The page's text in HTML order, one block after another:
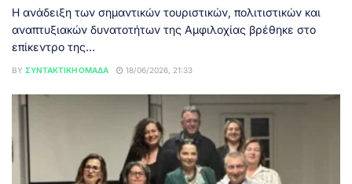
Η ανάδειξη των σημαντικών τουριστικών, πολιτιστικών και
αναπτυξιακών δυνατοτήτων της Αμφιλοχίας βρέθηκε στο
επίκεντρο της...
BY ΣΥΝΤΑΚΤΙΚΉ ΟΜΆΔΑ 18/06/2026, 21:33